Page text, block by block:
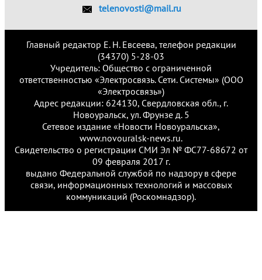
telenovosti@mail.ru
Главный редактор Е. Н. Евсеева, телефон редакции
(34370) 5-28-03
Учредитель: Общество с ограниченной
ответственностью «Электросвязь. Сети. Системы» (ООО
«Электросвязь»)
Адрес редакции: 624130, Свердловская обл., г.
Новоуральск, ул. Фрунзе д. 5
Сетевое издание «Новости Новоуральска»,
www.novouralsk-news.ru.
Свидетельство о регистрации СМИ Эл № ФС77-68672 от
09 февраля 2017 г.
выдано Федеральной службой по надзору в сфере
связи, информационных технологий и массовых
коммуникаций (Роскомнадзор).